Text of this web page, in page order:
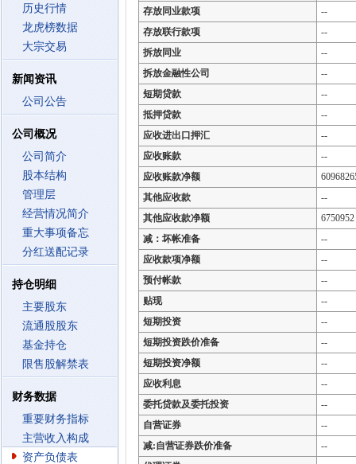
历史行情
龙虎榜数据
大宗交易
新闻资讯
公司公告
公司概况
公司简介
股本结构
管理层
经营情况简介
重大事项备忘
分红送配记录
持仓明细
主要股东
流通股股东
基金持仓
限售股解禁表
财务数据
重要财务指标
主营收入构成
资产负债表
存放同业款项
--
存放联行款项
--
拆放同业
--
拆放金融性公司
--
短期贷款
--
抵押贷款
--
应收进出口押汇
--
应收账款
--
应收账款净额
其他应收款
--
其他应收款净额
6750952
减：坏帐准备
--
应收款项净额
--
预付帐款
--
贴现
--
短期投资
--
短期投资跌价准备
--
短期投资净额
--
应收利息
--
委托贷款及委托投资
--
自营证券
--
减:自营证券跌价准备
--